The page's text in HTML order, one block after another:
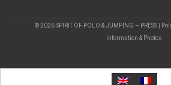
© 2026 SPIRIT OF POLO & JUMPING – PRESS |
Information & Photos